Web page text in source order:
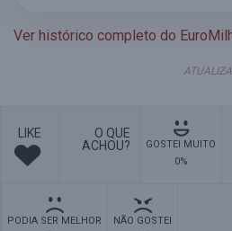
Ver histórico completo do
LIKE
O QUE
ACHOU?
GOSTEI MUITO
0%
PODIA SER MELHOR
NÃO GOSTEI